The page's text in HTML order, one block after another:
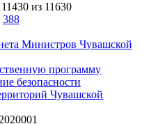
из 11630
388
Министров Чувашской
программу
безопасности
Чувашской